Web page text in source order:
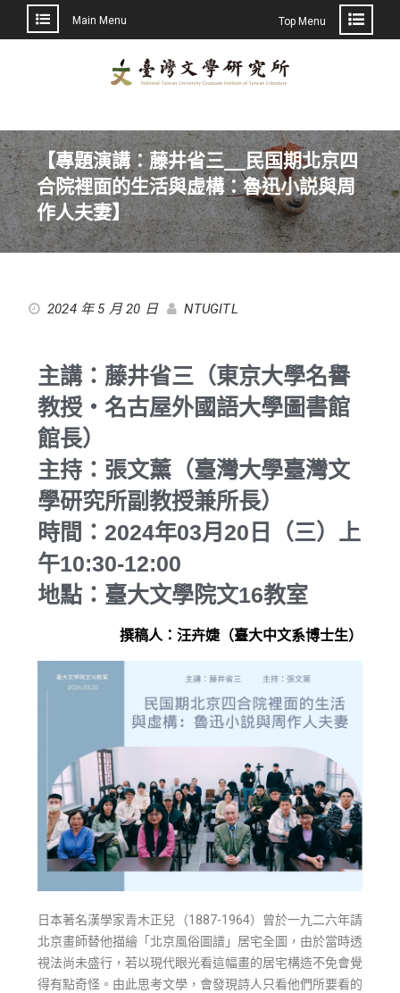
Main Menu Top Menu
【專題演講：藤井省三__民国期北京四
合院裡面的生活與虚構：魯迅小説與周
作人夫妻】
2024 年 5 月 20 日 NTUGITL
主講：藤井省三（東京大學名譽
教授・名古屋外國語大學圖書館
館長）
主持：張文薰（臺灣大學臺灣文
學研究所副教授兼所長）
時間：2024年03月20日（三）上
午10:30-12:00
地點：臺大文學院文16教室
撰稿人：汪卉婕（臺大中文系博士生）
日本著名漢學家青木正兒（1887-1964）曾於一九二六年請
北京畫師替他描繪「北京風俗圖譜」居宅全圖，由於當時透
視法尚未盛行，若以現代眼光看這幅畫的居宅構造不免會覺
得有點奇怪。由此思考文學，會發現詩人只看他們所要看的